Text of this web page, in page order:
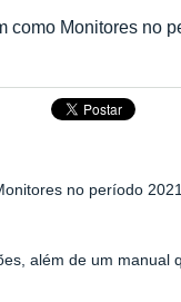
como Monitores no
no período
além de um manual